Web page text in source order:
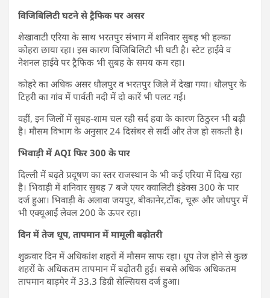
विजिबिलिटी घटने से ट्रैफिक पर असर
शेखावाटी एरिया के साथ भरतपुर संभाग में शनिवार सुबह भी हल्का
कोहरा छाया रहा। इस कारण विजिबिलिटी भी घटी है। स्टेट हाईवे व
नेशनल हाईवे पर ट्रैफिक भी सुबह के समय कम रहा।
कोहरे का अधिक असर धौलपुर व भरतपुर जिले में देखा गया। धौलपुर के
टिहरी का गांव में पार्वती नदी में दो कारें भी पलट गईं।
वहीं, इन जिलों में सुबह-शाम चल रही सर्द हवा के कारण ठिठुरन भी बढ़ी
है। मौसम विभाग के अनुसार 24 दिसंबर से सर्दी और तेज हो सकती है।
भिवाड़ी में AQI फिर 300 के पार
दिल्ली में बढ़ते प्रदूषण का स्तर राजस्थान के भी कई एरिया में दिख रहा
है। भिवाड़ी में शनिवार सुबह 7 बजे एयर क्वालिटी इंडेक्स 300 के पार
दर्ज हुआ। भिवाड़ी के अलावा जयपुर, बीकानेर,टोंक, चूरू और जोधपुर में
भी एक्यूआई लेवल 200 के ऊपर रहा।
दिन में तेज धूप, तापमान में मामूली बढ़ोतरी
शुक्रवार दिन में अधिकांश शहरों में मौसम साफ रहा। धूप तेज होने से कुछ
शहरों के अधिकतम तापमान में बढ़ोतरी हुई। सबसे अधिक अधिकतम
तापमान बाड़मेर में 33.3 डिग्री सेल्सियस दर्ज हुआ।